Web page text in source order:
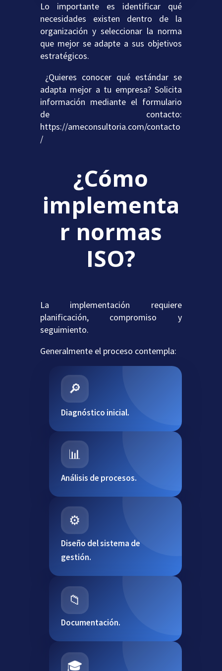
Lo importante es identificar qué
necesidades existen dentro de la
organización y seleccionar la norma
que mejor se adapte a sus objetivos
estratégicos.
¿Quieres conocer qué estándar se
adapta mejor a tu empresa? Solicita
información mediante el formulario
de contacto:
https://ameconsultoria.com/contacto
/
¿Cómo
implementa
r normas
ISO?
La implementación requiere
planificación, compromiso y
seguimiento.
Generalmente el proceso contempla:
🔎
Diagnóstico inicial.
📊
Análisis de procesos.
⚙️
Diseño del sistema de
gestión.
📁
Documentación.
🎓